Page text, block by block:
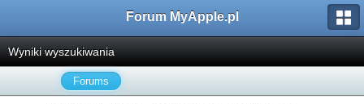
Forum MyApple.pl
Wyniki wyszukiwania
Forums